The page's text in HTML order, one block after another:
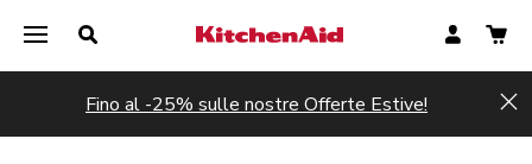
Fino al -25% sulle nostre Offerte Estive!